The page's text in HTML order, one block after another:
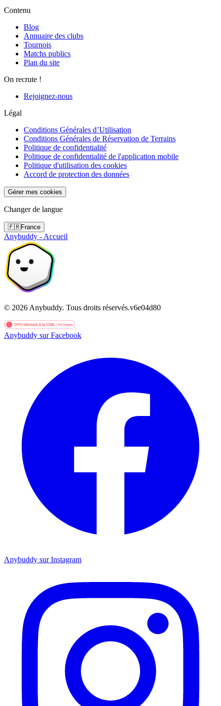
Contenu
Blog
Annuaire des clubs
Tournois
Matchs publics
Plan du site
On recrute !
Rejoignez-nous
Légal
Conditions Générales d’Utilisation
Conditions Générales de Réservation de Terrains
Politique de confidentialité
Politique de confidentialité de l'application mobile
Politique d'utilisation des cookies
Accord de protection des données
Gérer mes cookies
Changer de langue
🇫🇷France
Anybuddy - Accueil
© 2026 Anybuddy. Tous droits réservés.v6e04d80
Anybuddy sur Facebook
Anybuddy sur Instagram